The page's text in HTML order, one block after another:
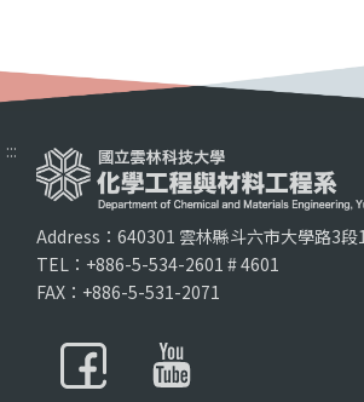
:::
Address：640301 雲林縣斗六市大學路3段
TEL：+886-5-534-2601 # 4601
FAX：+886-5-531-2071